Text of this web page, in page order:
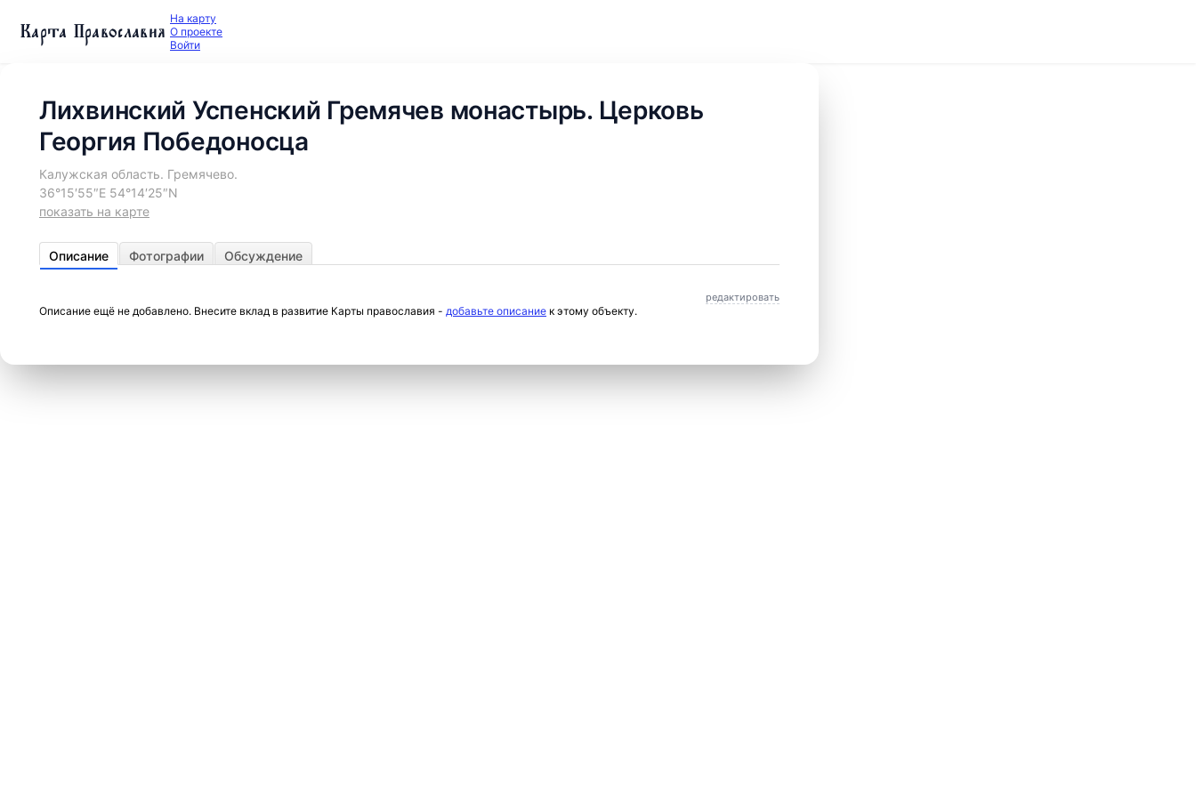
Карта Православия На карту
О проекте
Войти
Лихвинский Успенский Гремячев монастырь. Церковь
Георгия Победоносца
Калужская область. Гремячево.
36°15′55″E 54°14′25″N
показать на карте
Описание Фотографии Обсуждение
редактировать
Описание ещё не добавлено. Внесите вклад в развитие Карты православия - добавьте описание к этому объекту.